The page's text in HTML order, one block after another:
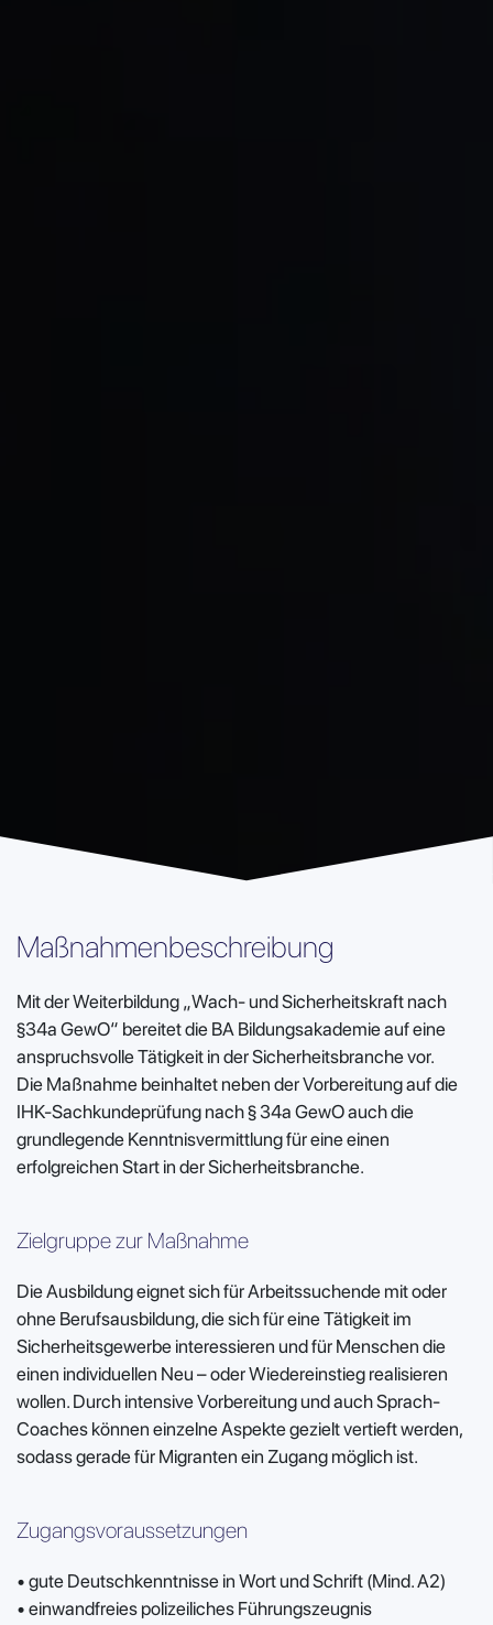
Maßnahmenbeschreibung
Mit der Weiterbildung „Wach- und Sicherheitskraft nach
§34a GewO“ bereitet die BA Bildungsakademie auf eine
anspruchsvolle Tätigkeit in der Sicherheitsbranche vor.
Die Maßnahme beinhaltet neben der Vorbereitung auf die
IHK-Sachkundeprüfung nach § 34a GewO auch die
grundlegende Kenntnisvermittlung für eine einen
erfolgreichen Start in der Sicherheitsbranche.
Zielgruppe zur Maßnahme
Die Ausbildung eignet sich für Arbeitssuchende mit oder
ohne Berufsausbildung, die sich für eine Tätigkeit im
Sicherheitsgewerbe interessieren und für Menschen die
einen individuellen Neu – oder Wiedereinstieg realisieren
wollen. Durch intensive Vorbereitung und auch Sprach-
Coaches können einzelne Aspekte gezielt vertieft werden,
sodass gerade für Migranten ein Zugang möglich ist.
Zugangsvoraussetzungen
• gute Deutschkenntnisse in Wort und Schrift (Mind. A2)
• einwandfreies polizeiliches Führungszeugnis